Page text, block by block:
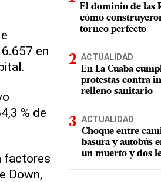
en
% de
factores
Down,
El dominio de las
cómo
torneo perfecto
ACTUALIDAD
En La Cuaba
protestas contra
relleno sanitario
ACTUALIDAD
Choque entre
basura y autobús
un muerto y dos